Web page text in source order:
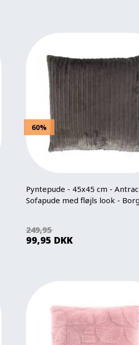
60%
Pyntepude - 45x45 cm -
Sofapude med fløjls look -
249,95
99,95 DKK